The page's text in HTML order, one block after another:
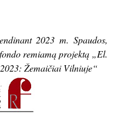
2023 m. Spaudos,
remiamą projektą „El.
Žemaičiai Vilniuje“